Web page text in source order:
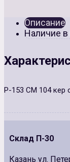
Описание
Наличие в
Р-153 СМ 104 кер
Склад П-30
Казань ул.